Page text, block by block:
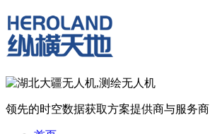
领先的时空数据获取方案提供商与服务商